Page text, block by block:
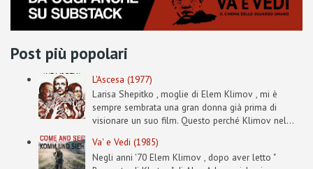
Post più popolari
L'Ascesa (1977)
Larisa Shepitko , moglie di Elem Klimov , mi è
sempre sembrata una gran donna già prima di
visionare un suo film. Questo perché Klimov nel...
Va' e Vedi (1985)
Negli anni '70 Elem Klimov , dopo aver letto "